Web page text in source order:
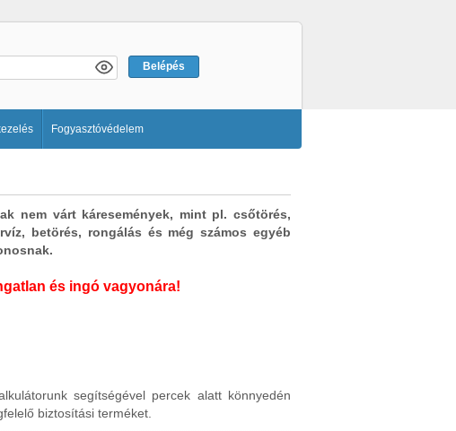
Fogyasztóvédelem
nem várt káresemények, mint pl. csőtörés,
betörés, rongálás és még számos egyéb
és ingó vagyonára!
segítségével percek alatt könnyedén
biztosítási terméket.